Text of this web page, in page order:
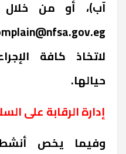
آب)، أو من خلال
لاتخاذ كافة
حيالها.
إدارة الرقابة على
وفيما يخص